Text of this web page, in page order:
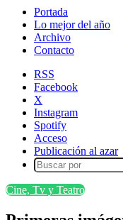
Portada
Lo mejor del año
Archivo
Contacto
RSS
Facebook
X
Instagram
Spotify
Acceso
Publicación al azar
Cine, Tv y Teatro